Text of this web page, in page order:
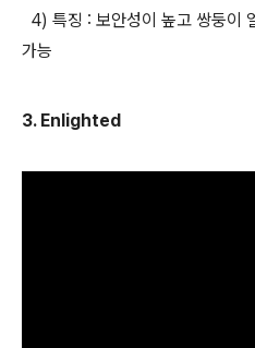
4) 특징 : 보안성이 높고 쌍둥이
가능
3. Enlighted